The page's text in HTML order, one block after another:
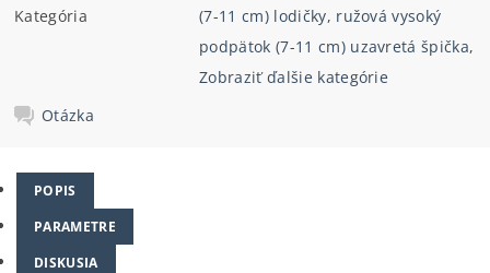
Kategória
(7-11 cm) lodičky, ružová vysoký
podpätok (7-11 cm) uzavretá špička,
Zobraziť ďalšie kategórie
Otázka
POPIS
PARAMETRE
DISKUSIA